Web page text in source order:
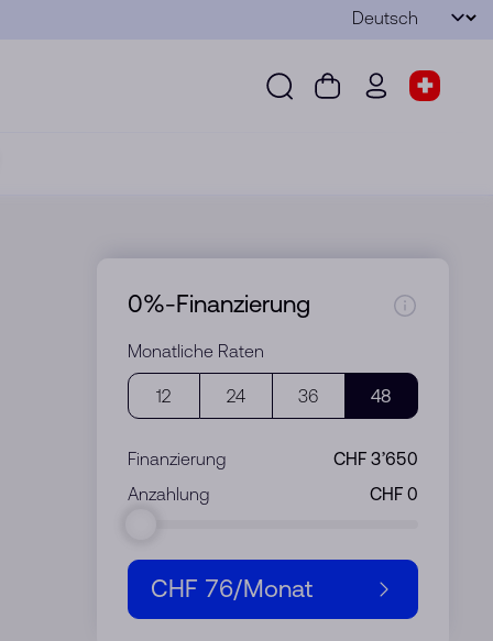
Sprache
Senden
0%-Finanzierung
Monatliche Raten
12 24 36 48
Finanzierung
CHF 3’650
Anzahlung
CHF 76/Monat